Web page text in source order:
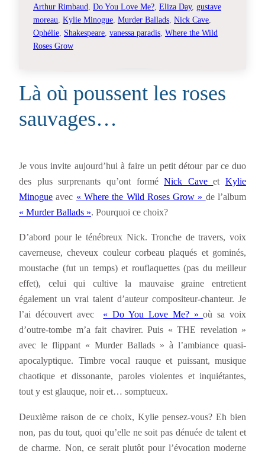
Arthur Rimbaud Do You Love Me? Eliza Day, gustave
moreau Kylie Minogue Murder Ballads Nick Cave
Ophélie Shakespeare vanessa paradis Where the Wild
Roses Grow
Là où poussent les roses
sauvages…
Je vous invite aujourd’hui à faire un petit détour par ce duo
des plus surprenants qu’ont forméNick Caveet Kylie
Minogue avec « Where the Wild Roses Grow » de l’album
« Murder Ballads ». Pourquoi ce choix?
D’abord pour le ténébreux Nick. Tronche de travers, voix
caverneuse, cheveux couleur corbeau plaqués et gominés,
moustache (fut un temps) et rouflaquettes (pas du meilleur
effet), celui qui cultive la mauvaise graine entretient
également un vrai talent d’auteur compositeur-chanteur. Je
l’ai découvert avec « Do You Love Me? »où sa voix
d’outre-tombe m’a fait chavirer. Puis « THE revelation »
avec le flippant « Murder Ballads » à l’ambiance quasi-
apocalyptique. Timbre vocal rauque et puissant, musique
chaotique et dissonante, paroles violentes et inquiétantes,
tout y est glauque, noir et… somptueux.
Deuxième raison de ce choix, Kylie pensez-vous? Eh bien
non, pas du tout, quoi qu’elle ne soit pas dénuée de talent et
de charme. Non, ce serait plutôt pour l’évocation moderne